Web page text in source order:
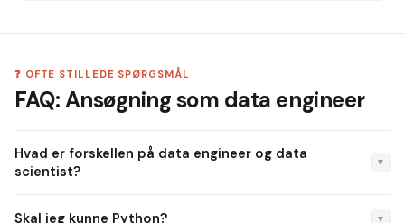
❓ OFTE STILLEDE SPØRGSMÅL
FAQ: Ansøgning som data engineer
Hvad er forskellen på data engineer og data
scientist?
▼
Skal jeg kunne Python? ▼